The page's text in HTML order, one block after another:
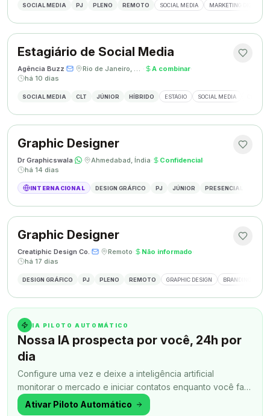
SOCIAL MEDIA PJ PLENO REMOTO SOCIAL MEDIA MARKETING DIGITAL
Estagiário de Social Media
Agência Buzz· · Rio de Janeiro, Brasil · A combinar·
há 10 dias
SOCIAL MEDIA CLT JÚNIOR HÍBRIDO ESTÁGIO SOCIAL MEDIA
Graphic Designer
Dr Graphicswala· · Ahmedabad, Índia· Confidencial·
há 14 dias
INTERNACIONAL DESIGN GRÁFICO PJ JÚNIOR PRESENCIAL
Graphic Designer
Creatiphic Design Co.· · Remoto· Não informado·
há 17 dias
DESIGN GRÁFICO PJ PLENO REMOTO GRAPHIC DESIGN BRANDING
IA PILOTO AUTOMÁTICO
Nossa IA prospecta por você, 24h por
dia
Configure uma vez e deixe a inteligência artificial
monitorar o mercado e iniciar contatos enquanto você faz
outra coisa.
Ativar Piloto Automático